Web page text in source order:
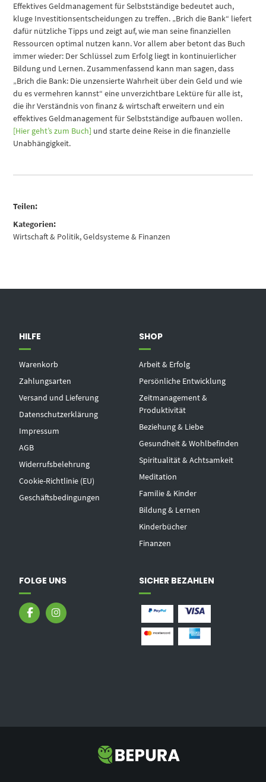
Effektives Geldmanagement für Selbstständige bedeutet auch,
kluge Investitionsentscheidungen zu treffen. „Brich die Bank“ liefert
dafür nützliche Tipps und zeigt auf, wie man seine finanziellen
Ressourcen optimal nutzen kann. Vor allem aber betont das Buch
immer wieder: Der Schlüssel zum Erfolg liegt in kontinuierlicher
Bildung und Lernen. Zusammenfassend kann man sagen, dass
„Brich die Bank: Die unzensierte Wahrheit über dein Geld und wie
du es vermehren kannst“ eine unverzichtbare Lektüre für alle ist,
die ihr Verständnis von finanz & wirtschaft erweitern und ein
effektives Geldmanagement für Selbstständige aufbauen wollen.
[Hier geht’s zum Buch] und starte deine Reise in die finanzielle
Unabhängigkeit.
Teilen:
Kategorien:
Wirtschaft & Politik,Geldsysteme & Finanzen
HILFE
Warenkorb
Zahlungsarten
Versand und Lieferung
Datenschutzerklärung
Impressum
AGB
Widerrufsbelehrung
Cookie-Richtlinie (EU)
Geschäftsbedingungen
SHOP
Arbeit & Erfolg
Persönliche Entwicklung
Zeitmanagement &
Produktivität
Beziehung & Liebe
Gesundheit & Wohlbefinden
Spiritualität & Achtsamkeit
Meditation
Familie & Kinder
Bildung & Lernen
Kinderbücher
Finanzen
FOLGE UNS SICHER BEZAHLEN